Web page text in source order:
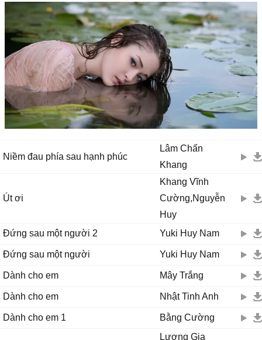
Niềm đau phía sau hạnh phúc
Lâm Chấn
Khang
Út ơi
Khang Vĩnh
Cường,Nguyễn
Huy
Đứng sau một người 2
Yuki Huy Nam
Đứng sau một người Yuki Huy Nam
Dành cho em Mây Trắng
Dành cho em Nhật Tinh Anh
Dành cho em 1
Bằng Cường
Lương Gia